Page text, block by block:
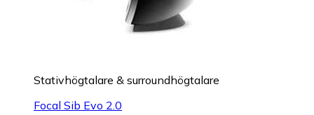
Stativhögtalare & surroundhögtalare
Focal Sib Evo 2.0